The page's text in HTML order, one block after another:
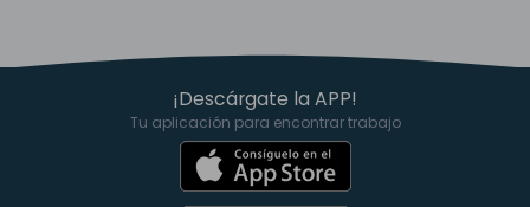
¡Descárgate la APP!
Tu aplicación para encontrar trabajo